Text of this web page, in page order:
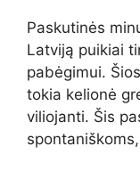
Paskutinės
Latviją puikiai
pabėgimui.
tokia kelionė
viliojanti. Šis